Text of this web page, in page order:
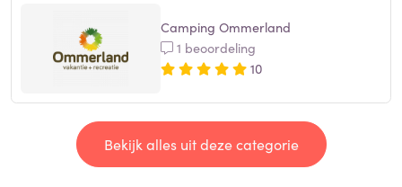
Camping Ommerland
1 beoordeling
10
Bekijk alles uit deze categorie